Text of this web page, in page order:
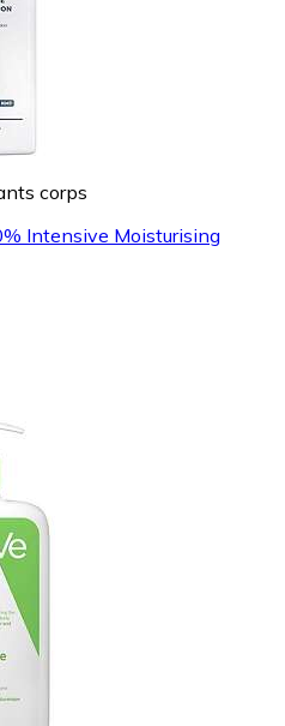
corps
Intensive Moisturising